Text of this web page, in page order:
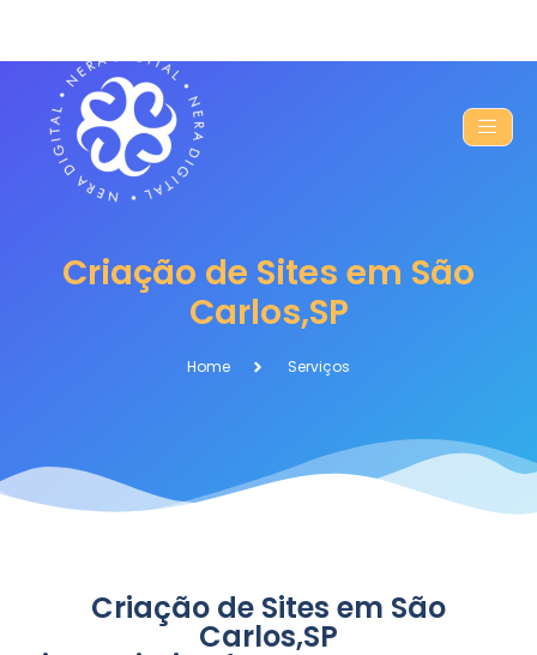
Criação de Sites em São
Carlos,SP
Home Serviços
Criação de Sites em São
Carlos,SP